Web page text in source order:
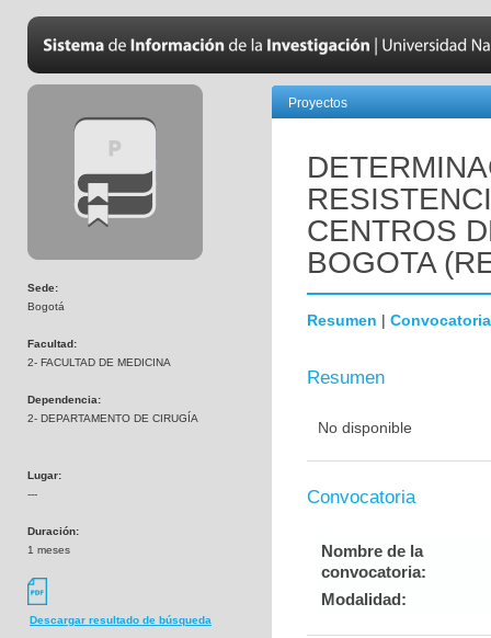
Sede:
Bogotá
Facultad:
2- FACULTAD DE MEDICINA
Dependencia:
2- DEPARTAMENTO DE CIRUGÍA
Lugar:
---
Duración:
1 meses
Descargar resultado de búsqueda
Proyectos
CENTROS
BOGOTA
Resumen | Convocatoria
Resumen
No disponible
Convocatoria
Nombre de la
convocatoria:
Modalidad: